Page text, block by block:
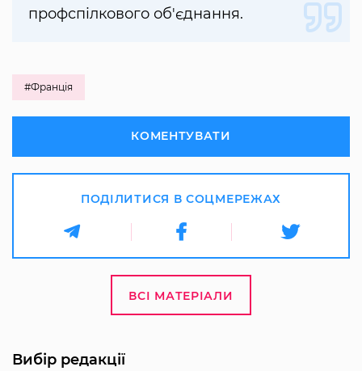
профспілкового об'єднання.
#Франція
КОМЕНТУВАТИ
ПОДІЛИТИСЯ В СОЦМЕРЕЖАХ
ВСІ МАТЕРІАЛИ
Вибір редакції